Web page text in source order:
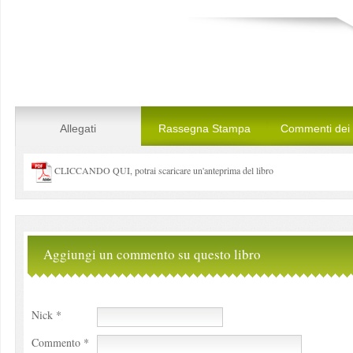
Allegati Rassegna Stampa Commenti dei
CLICCANDO QUI, potrai scaricare un'anteprima del libro
Aggiungi un commento su questo libro
Nick *
Commento *